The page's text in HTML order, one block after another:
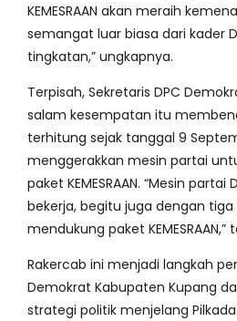
KEMESRAAN akan meraih
semangat luar biasa dari kader
tingkatan,” ungkapnya.
Terpisah, Sekretaris DPC
salam kesempatan itu
terhitung sejak tanggal 9
menggerakkan mesin partai
paket KEMESRAAN. “Mesin
bekerja, begitu juga dengan
mendukung paket KEMESRAAN,”
Rakercab ini menjadi langkah
Demokrat Kabupaten Kupang
strategi politik menjelang